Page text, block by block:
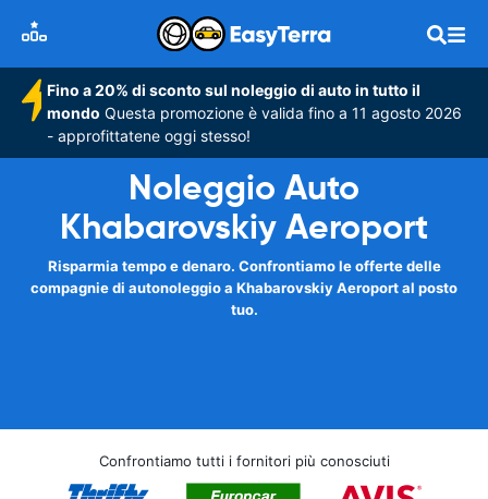
Fino a 20% di sconto sul noleggio di auto in tutto il
mondo Questa promozione è valida fino a 11 agosto 2026
- approfittatene oggi stesso!
Noleggio Auto
Khabarovskiy Aeroport
Risparmia tempo e denaro. Confrontiamo le offerte delle
compagnie di autonoleggio a Khabarovskiy Aeroport al posto
tuo.
Confrontiamo tutti i fornitori più conosciuti